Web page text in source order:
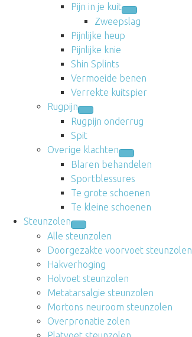
Pijn in je kuit
Zweepslag
Pijnlijke heup
Pijnlijke knie
Shin Splints
Vermoeide benen
Verrekte kuitspier
Rugpijn
Rugpijn onderrug
Spit
Overige klachten
Blaren behandelen
Sportblessures
Te grote schoenen
Te kleine schoenen
Steunzolen
Alle steunzolen
Doorgezakte voorvoet steunzolen
Hakverhoging
Holvoet steunzolen
Metatarsalgie steunzolen
Mortons neuroom steunzolen
Overpronatie zolen